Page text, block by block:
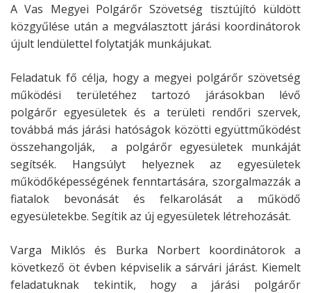
A Vas Megyei Polgárőr Szövetség tisztújító küldött
közgyűlése után a megválasztott járási koordinátorok
újult lendülettel folytatják munkájukat.
Feladatuk fő célja, hogy a megyei polgárőr szövetség
működési területéhez tartozó járásokban lévő
polgárőr egyesületek és a területi rendőri szervek,
továbbá más járási hatóságok közötti együttműködést
összehangolják, a polgárőr egyesületek munkáját
segítsék. Hangsúlyt helyeznek az egyesületek
működőképességének fenntartására, szorgalmazzák a
fiatalok bevonását és felkarolását a működő
egyesületekbe. Segítik az új egyesületek létrehozását.
Varga Miklós és Burka Norbert koordinátorok a
következő öt évben képviselik a sárvári járást. Kiemelt
feladatuknak tekintik, hogy a járási polgárőr